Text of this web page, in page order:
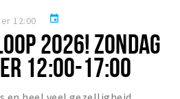
12:00 event
2026! ZONDAG
12:00-17:00